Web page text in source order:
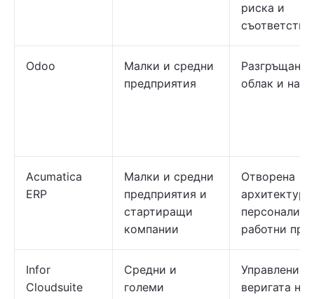
риска и
Odoo
Малки и средни
предприятия
Разгръщане
облак и на
Acumatica
ERP
Малки и средни
предприятия и
стартиращи
компании
Отворена
архитектура,
работни
Infor
Cloudsuite
Средни и
големи
Управление
веригата на